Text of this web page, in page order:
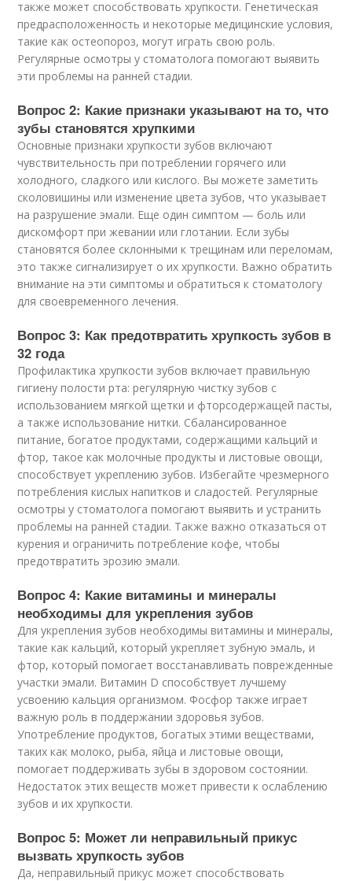
также может способствовать хрупкости. Генетическая
предрасположенность и некоторые медицинские условия,
такие как остеопороз, могут играть свою роль.
Регулярные осмотры у стоматолога помогают выявить
эти проблемы на ранней стадии.
Вопрос 2: Какие признаки указывают на то, что
зубы становятся хрупкими
Основные признаки хрупкости зубов включают
чувствительность при потреблении горячего или
холодного, сладкого или кислого. Вы можете заметить
сколовишины или изменение цвета зубов, что указывает
на разрушение эмали. Еще один симптом — боль или
дискомфорт при жевании или глотании. Если зубы
становятся более склонными к трещинам или переломам,
это также сигнализирует о их хрупкости. Важно обратить
внимание на эти симптомы и обратиться к стоматологу
для своевременного лечения.
Вопрос 3: Как предотвратить хрупкость зубов в
32 года
Профилактика хрупкости зубов включает правильную
гигиену полости рта: регулярную чистку зубов с
использованием мягкой щетки и фторсодержащей пасты,
а также использование нитки. Сбалансированное
питание, богатое продуктами, содержащими кальций и
фтор, такое как молочные продукты и листовые овощи,
способствует укреплению зубов. Избегайте чрезмерного
потребления кислых напитков и сладостей. Регулярные
осмотры у стоматолога помогают выявить и устранить
проблемы на ранней стадии. Также важно отказаться от
курения и ограничить потребление кофе, чтобы
предотвратить эрозию эмали.
Вопрос 4: Какие витамины и минералы
необходимы для укрепления зубов
Для укрепления зубов необходимы витамины и минералы,
такие как кальций, который укрепляет зубную эмаль, и
фтор, который помогает восстанавливать поврежденные
участки эмали. Витамин D способствует лучшему
усвоению кальция организмом. Фосфор также играет
важную роль в поддержании здоровья зубов.
Употребление продуктов, богатых этими веществами,
таких как молоко, рыба, яйца и листовые овощи,
помогает поддерживать зубы в здоровом состоянии.
Недостаток этих веществ может привести к ослаблению
зубов и их хрупкости.
Вопрос 5: Может ли неправильный прикус
вызвать хрупкость зубов
Да, неправильный прикус может способствовать